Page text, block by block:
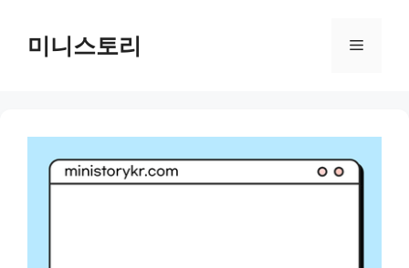
content미니스토리 Menu